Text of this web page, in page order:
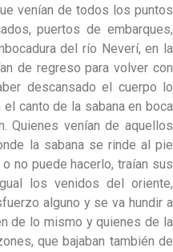
venían de todos los puntos
puertos de embarques,
del río Neverí, en la
de regreso para volver con
descansado el cuerpo lo
canto de la sabana en boca
Quienes venían de aquellos
la sabana se rinde al pie
no puede hacerlo, traían sus
los venidos del oriente,
alguno y se va hundir a
de lo mismo y quienes de la
que bajaban también de